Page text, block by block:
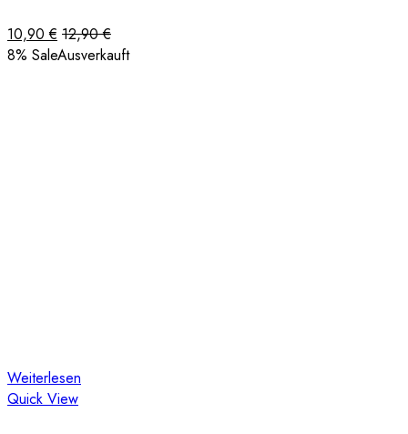
10,90€ 12,90€
8% SaleAusverkauft
Weiterlesen
Quick View